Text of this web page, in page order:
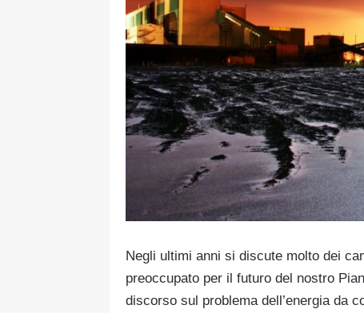
Negli ultimi anni si discute molto dei
preoccupato per il futuro del nostro
discorso sul problema dell’energia da